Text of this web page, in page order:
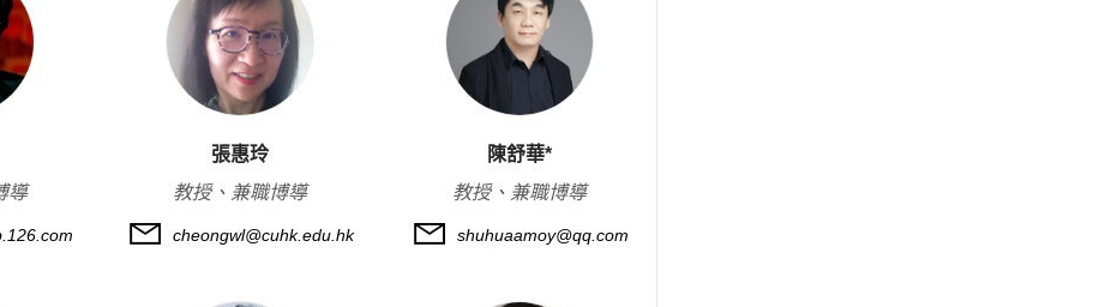
導
張惠玲
教授、兼職博導
cheongwl@cuhk.edu.hk
陳舒華*
教授、兼職博導
shuhuaamoy@qq.com